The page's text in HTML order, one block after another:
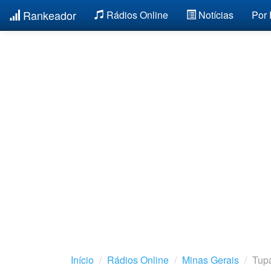
Rankeador Rádios Online Notícias Por
Início Rádios Online Minas Gerais